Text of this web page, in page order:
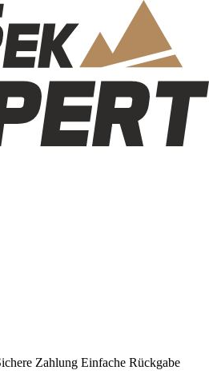
Zahlung Einfache Rückgabe